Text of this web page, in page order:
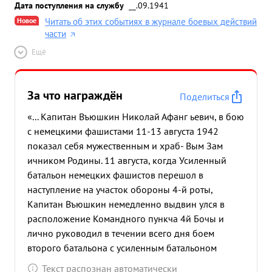
Дата поступления на службу __.09.1941
Новое
Читать об этих событиях в журнале боевых действий
части
Ещё
За что награждён
Поделиться
«... Капитан Въюшкин Николай Афанг ьевич, в бою
с немецкими фашистами 11-13 августа 1942
показал себя мужественным и храб- Вым Зам
ичником Родины. 11 августа, когда Усиленный
батальон немецких фашистов перешол в
наступление на участок обороны 4-й роты,
Капитан Въюшкин немедленно выдвин улся в
расположение Командного пункча 4й Бочы и
лично руководил в течении всего дня боем
второго батальона с усиленным батальоном
фашистов, который поддерживался до трех
Текст распознан автоматически